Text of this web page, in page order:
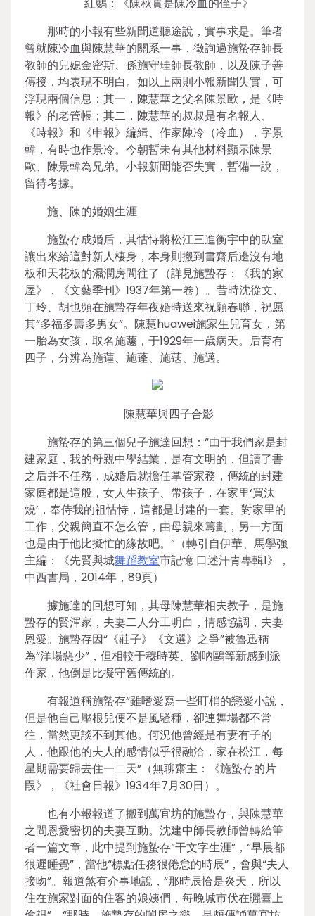
那時的小報有些新聞道聽途說，實事求是。筆者
曾就陳冷血與陳慧華的關系一事，徵詢過施蟄存師長
教師的兒媳金密斯、孫施守珪師長教師，以及陳子善
傳授，均表現不明白。如以上兩則小報新聞失實，可
浮現兩個信息：其一，陳慧華之父名陳景歐，是《時
報》的老管帳；其二，陳慧華的叔叔是有名報人、
《時報》和《申報》編緝、作家陳冷（冷血），字景
韓，有時也作景冷。今朝暫未有其他材料顯示陳景
歐、陳景韓為兄弟。小報新聞能否失實，暫備一說，
留待考據。
施、陳的婚姻生涯
施蟄存成婚后，其怙恃將松江三進衡宇中的臥室
讓出來給這對新人棲身，本身則搬到書齋后邊沒有地
板和天花板的濕潤房間往了（詳見施蟄存：《我的家
屋》，《文藝季刊》1937年第一卷）。昔時沈從文、
丁玲、胡也頻在施蟄存年夜婚時送來祝願春聯，祝愿
其“多福多壽多男女”。陳慧huawei施家生兒育女，第
一胎為女孩，取名施蘧，于1929年一歲病夭。后育有
四子，分辨為施蓮、施蓬、施荙、施邁。
陳慧華與四子合影
施蟄存的第三個兒子施達回想：“由于我們家是封
建家庭，我的母親中學結業，是有文明的，但讀了書
之后并不任務，成婚后就擔任掌管家務，傳統的封建
家庭都是這般，女人生孩子、帶孩子，在家里‘買汰
燒’，奉侍我的祖怙恃，這都是封建的一套。對家里的
工作，父親簡直不怎么管，由母親來籌劃，另一方面
也是由于他比擬忙的緣故吧。”（轉引自伊華、馬學強
主編：《先賢與城舞蹈教室市記憶 口述汗青專輯1》，
中西書局，2014年，89頁）
據施達的回想可知，其母陳慧華相夫教子，是施
蟄存的賢渾家，夫妻二人分工明白，情感協調，夫妻
恩愛。施蟄存因“《莊子》《文選》之爭”被魯迅稱
為“洋場惡少”，但相較于穆時英、劉吶鷗等新感到派
作家，他倒是比擬守舊傳統的。
有報道稱施蟄存“雖嗜愛寫一些盯梢的戀愛小說，
但是他自己壓根兒便不是風騷種，卻連舞場都不常
往，當然更談不到其他。何況他曾經是有妻有子的
人，他跟他的夫人的感情似乎很融洽，家在松江，每
星期需要歸去住一二天”（無聊齋主：《施蟄存的片
叚》，《社會日報》1934年7月30日）。
也有小報報道了搬到萬宜坊的施蟄存，與陳慧華
之間恩愛密切的夫妻互動。沈建中師長教師曾轉給筆
者一篇文章，此中提到施蟄存“干文字生涯”，“早晨都
很遲睡覺”，當他“標點任務很倦怠的時辰”，會與“夫人
接吻”。報道煞有介事地說，“那時辰恰是炎天，所以
住在施家對面的住客的娘姨們，每晚城市伏在曬臺上